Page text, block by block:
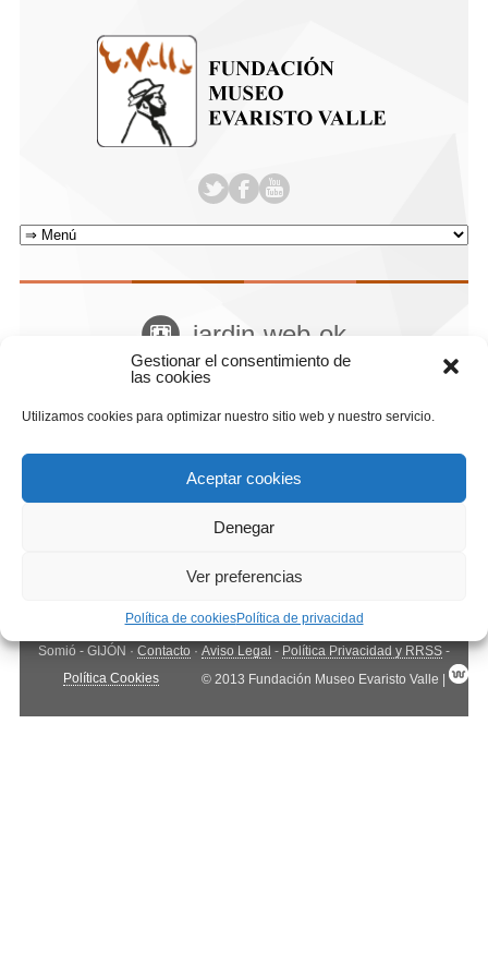
Gestionar el consentimiento de
las cookies
Utilizamos cookies para optimizar nuestro sitio web y nuestro servicio.
Aceptar cookies
Denegar
Ver preferencias
Política de cookiesPolítica de privacidad
jardin-web-ok
Home
Fundación Museo Evaristo Valle · Camino de Cabueñes, 261 - 33203,
Somió - GIJÓN · Contacto · Aviso Legal - Política Privacidad y RRSS -
Política Cookies © 2013 Fundación Museo Evaristo Valle |